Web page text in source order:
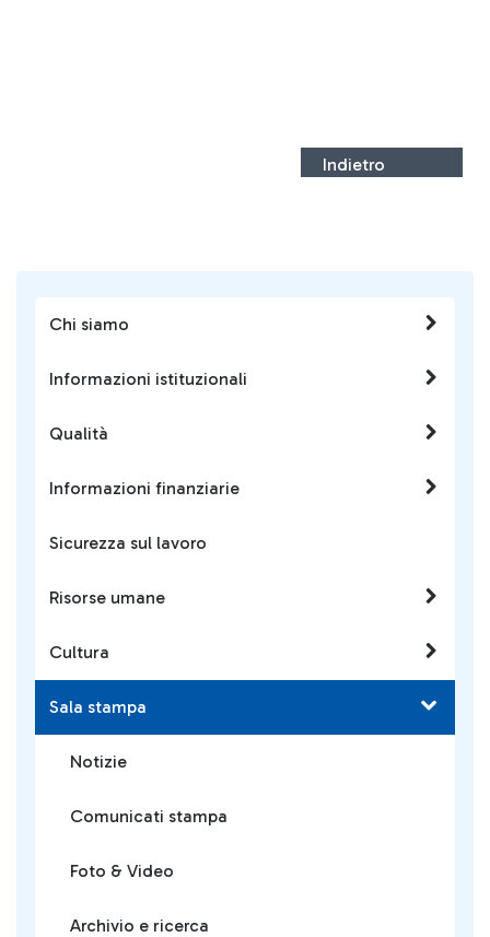
Chi siamo
Informazioni istituzionali
Qualità
Informazioni finanziarie
Sicurezza sul lavoro
Risorse umane
Cultura
Sala stampa
Notizie
Comunicati stampa
Foto & Video
Archivio e ricerca
Indietro